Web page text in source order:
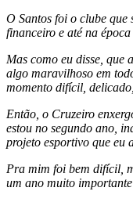
O Santos foi o clube que
financeiro e até na
Mas como eu disse, que
algo maravilhoso em
momento difícil,
Então, o Cruzeiro
estou no segundo ano,
projeto esportivo que eu
Pra mim foi bem difícil,
um ano muito